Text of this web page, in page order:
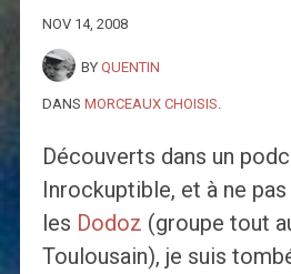
NOV 14, 2008
BY QUENTIN
DANS MORCEAUX CHOISIS
Découverts dans un
Inrockuptible, et à ne
les Dodoz (groupe tout
Toulousain), je suis